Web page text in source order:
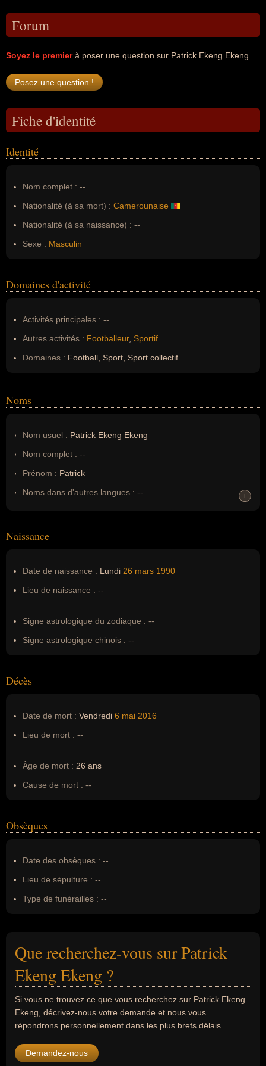
Forum
Soyez le premierà poser une question sur Patrick Ekeng Ekeng.
Fiche d'identité
Identité
Nom complet : --
Nationalité (à sa mort) : Camerounaise
Nationalité (à sa naissance) : --
Sexe : Masculin
Domaines d'activité
Activités principales : --
Autres activités : Footballeur, Sportif
Domaines : Football, Sport, Sport collectif
Noms
Nom usuel : Patrick Ekeng Ekeng
Nom complet : --
Prénom : Patrick
Noms dans d'autres langues : --
Nom de famille :Ekeng Ekeng
+
+
Naissance
Date de naissance : Lundi 26 mars 1990
Lieu de naissance : --
Signe astrologique du zodiaque : --
Signe astrologique chinois : --
Décès
Date de mort : Vendredi 6 mai 2016
Lieu de mort : --
Âge de mort : 26 ans
Cause de mort : --
Obsèques
Date des obsèques : --
Lieu de sépulture : --
Type de funérailles : --
Que recherchez-vous sur Patrick
Ekeng Ekeng ?
Si vous ne trouvez ce que vous recherchez sur Patrick Ekeng
Ekeng, décrivez-nous votre demande et nous vous
répondrons personnellement dans les plus brefs délais.
Demandez-nous